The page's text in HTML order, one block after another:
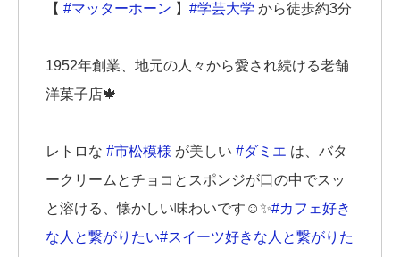
【 #マッターホーン 】 #学芸大学 から徒歩約3分
1952年創業、地元の人々から愛され続ける老舗
洋菓子店🍁
レトロな #市松模様 が美しい #ダミエ は、バタ
ークリームとチョコとスポンジが口の中でスッ
と溶ける、懐かしい味わいです☺️✨#カフェ好き
な人と繋がりたい#スイーツ好きな人と繋がりた